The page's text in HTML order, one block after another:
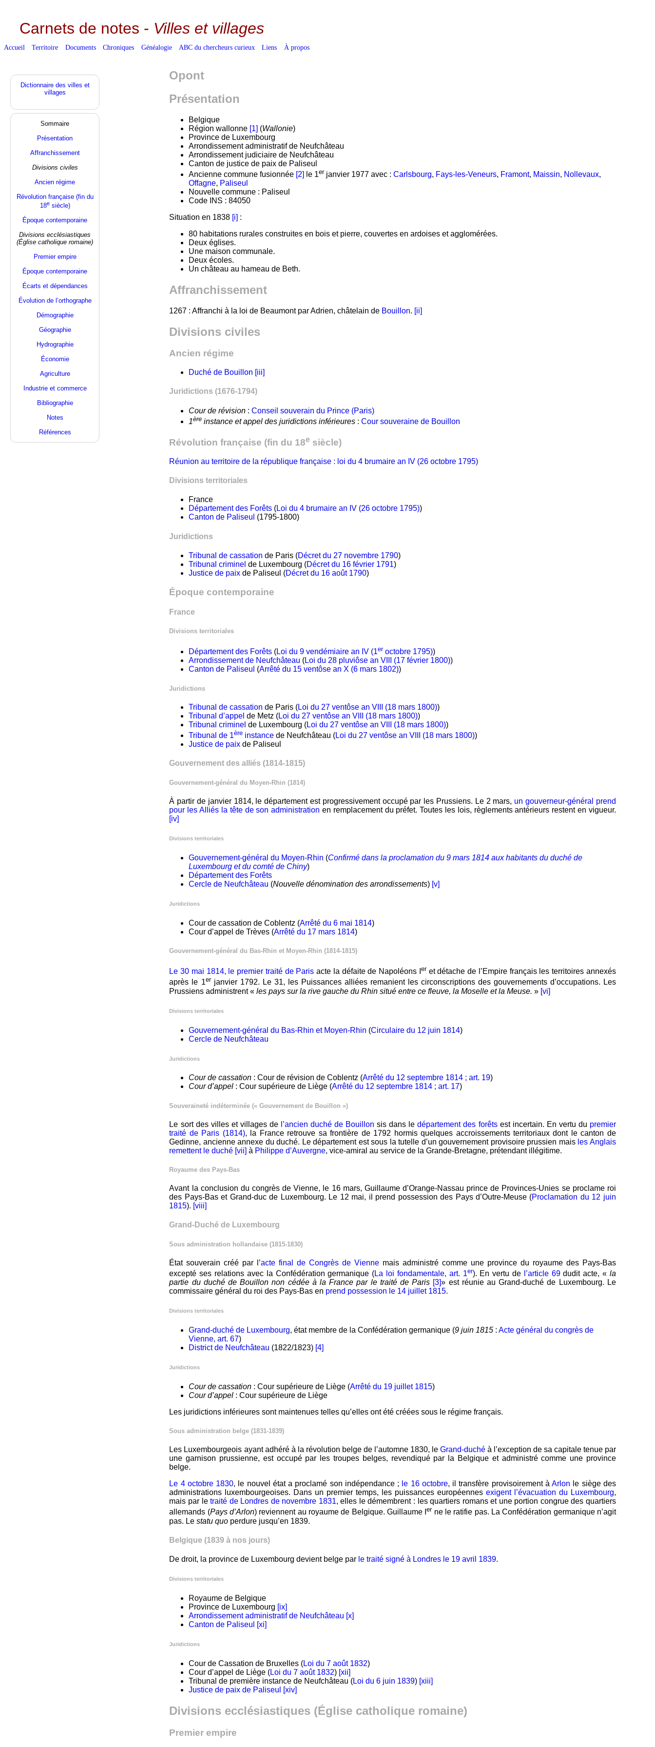
Carnets de notes - Villes et villages
Accueil Territoire Documents Chroniques Généalogie ABC du chercheurs curieux Liens À propos
Opont
Présentation
Belgique
Région wallonne [1] (Wallonie)
Province de Luxembourg
Arrondissement administratif de Neufchâteau
Arrondissement judiciaire de Neufchâteau
Canton de justice de paix de Paliseul
Ancienne commune fusionnée [2] le 1er janvier 1977 avec :Carlsbourg, Fays-les-Veneurs, Framont, Maissin, Nollevaux,
Offagne, Paliseul
Nouvelle commune : Paliseul
Code INS : 84050
Situation en 1838 [i] :
80 habitations rurales construites en bois et pierre, couvertes en ardoises et agglomérées.
Deux églises.
Une maison communale.
Deux écoles.
Un château au hameau de Beth.
Affranchissement
1267 : Affranchi à la loi de Beaumont par Adrien, châtelain de Bouillon. [ii]
Divisions civiles
Ancien régime
Duché de Bouillon [iii]
Juridictions (1676-1794)
Cour de révision :Conseil souverain du Prince (Paris)
1ère instance et appel des juridictions inférieures :Cour souveraine de Bouillon
Révolution française (fin du 18e siècle)
Réunion au territoire de la république française : loi du 4 brumaire an IV (26 octobre 1795)
Divisions territoriales
France
Département des Forêts (Loi du 4 brumaire an IV (26 octobre 1795))
Canton de Paliseul (1795-1800)
Juridictions
Tribunal de cassation de Paris (Décret du 27 novembre 1790)
Tribunal criminel de Luxembourg (Décret du 16 février 1791)
Justice de paix de Paliseul (Décret du 16 août 1790)
Époque contemporaine
France
Divisions territoriales
Département des Forêts (Loi du 9 vendémiaire an IV (1er octobre 1795))
Arrondissement de Neufchâteau (Loi du 28 pluviôse an VIII (17 février 1800))
Canton de Paliseul (Arrêté du 15 ventôse an X (6 mars 1802))
Juridictions
Tribunal de cassation de Paris (Loi du 27 ventôse an VIII (18 mars 1800))
Tribunal d’appel de Metz (Loi du 27 ventôse an VIII (18 mars 1800))
Tribunal criminel de Luxembourg (Loi du 27 ventôse an VIII (18 mars 1800))
Tribunal de 1ère instance de Neufchâteau (Loi du 27 ventôse an VIII (18 mars 1800))
Justice de paix de Paliseul
Gouvernement des alliés (1814-1815)
Gouvernement-général du Moyen-Rhin (1814)
À partir de janvier 1814, le département est progressivement occupé par les Prussiens. Le 2 mars, un gouverneur-général prend
pour les Alliés la tête de son administration en remplacement du préfet. Toutes les lois, règlements antérieurs restent en vigueur.
[iv]
Divisions territoriales
Gouvernement-général du Moyen-Rhin (Confirmé dans la proclamation du 9 mars 1814 aux habitants du duché de
Luxembourg et du comté de Chiny)
Département des Forêts
Cercle de Neufchâteau (Nouvelle dénomination des arrondissements) [v]
Juridictions
Cour de cassation de Coblentz (Arrêté du 6 mai 1814)
Cour d’appel de Trèves (Arrêté du 17 mars 1814)
Gouvernement-général du Bas-Rhin et Moyen-Rhin (1814-1815)
Le 30 mai 1814, le premier traité de Paris acte la défaite de Napoléons I er et détache de l’Empire français les territoires annexés
après le 1er janvier 1792. Le 31, les Puissances alliées remanient les circonscriptions des gouvernements d’occupations. Les
Prussiens administrent «les pays sur la rive gauche du Rhin situé entre ce fleuve, la Moselle et la Meuse. » [vi]
Divisions territoriales
Gouvernement-général du Bas-Rhin et Moyen-Rhin (Circulaire du 12 juin 1814)
Cercle de Neufchâteau
Juridictions
Cour de cassation : Cour de révision de Coblentz (Arrêté du 12 septembre 1814 ; art. 19)
Cour d’appel : Cour supérieure de Liège (Arrêté du 12 septembre 1814 ; art. 17)
Souveraineté indéterminée (« Gouvernement de Bouillon »)
Le sort des villes et villages de l’ancien duché de Bouillon sis dans ledépartement des forêtsest incertain. En vertu du premier
traité de Paris (1814), la France retrouve sa frontière de 1792 hormis quelques accroissements territoriaux dont le canton de
Gedinne, ancienne annexe du duché. Le département est sous la tutelle d’un gouvernement provisoire prussien mais les Anglais
remettent le duché [vii] à Philippe d’Auvergne, vice-amiral au service de la Grande-Bretagne, prétendant illégitime.
Royaume des Pays-Bas
Avant la conclusion du congrès de Vienne, le 16 mars, Guillaume d’Orange-Nassau prince de Provinces-Unies se proclame roi
des Pays-Bas et Grand-duc de Luxembourg. Le 12 mai, il prend possession des Pays d’Outre-Meuse (Proclamation du 12 juin
1815). [viii]
Grand-Duché de Luxembourg
Sous administration hollandaise (1815-1830)
État souverain créé par l’acte final de Congrès de Vienne mais administré comme une province du royaume des Pays-Bas
excepté ses relations avec la Confédération germanique (La loi fondamentale, art. 1er). En vertu de l’article 69dudit acte, « la
partie du duché de Bouillon non cédée à la France par le traité de Paris [3]» est réunie au Grand-duché de Luxembourg. Le
commissaire général du roi des Pays-Bas en prend possession le 14 juillet 1815.
Divisions territoriales
Grand-duché de Luxembourg, état membre de la Confédération germanique (9 juin 1815 :Acte général du congrès de
Vienne, art. 67)
District de Neufchâteau (1822/1823) [4]
Juridictions
Cour de cassation : Cour supérieure de Liège (Arrêté du 19 juillet 1815)
Cour d’appel : Cour supérieure de Liège
Les juridictions inférieures sont maintenues telles qu’elles ont été créées sous le régime français.
Sous administration belge (1831-1839)
Les Luxembourgeois ayant adhéré à la révolution belge de l’automne 1830, le Grand-duchéà l’exception de sa capitale tenue par
une garnison prussienne, est occupé par les troupes belges, revendiqué par la Belgique et administré comme une province
belge.
Le 4 octobre 1830, le nouvel état a proclamé son indépendance ; le 16 octobre, il transfère provisoirement àArlon le siège des
administrations luxembourgeoises. Dans un premier temps, les puissances européennesexigent l’évacuation du Luxembourg,
mais par letraité de Londres de novembre 1831, elles le démembrent : les quartiers romans et une portion congrue des quartiers
allemands (Pays d’Arlon) reviennent au royaume de Belgique. Guillaume Ier ne le ratifie pas. La Confédération germanique n’agit
pas. Lestatu quo perdure jusqu’en 1839.
Belgique (1839 à nos jours)
De droit, la province de Luxembourg devient belge par le traité signé à Londres le 19 avril 1839.
Divisions territoriales
Royaume de Belgique
Province de Luxembourg [ix]
Arrondissement administratif de Neufchâteau [x]
Canton de Paliseul
[xi]
Juridictions
Cour de Cassation de Bruxelles (Loi du 7 août 1832)
Cour d’appel de Liège (Loi du 7 août 1832) [xii]
Tribunal de première instance de Neufchâteau (Loi du 6 juin 1839) [xiii]
Justice de paix de Paliseul
[xiv]
Divisions ecclésiastiques (Église catholique romaine)
Premier empire
Dictionnaire des villes et
villages
Sommaire
Présentation
Affranchissement
Divisions civiles
Ancien régime
Révolution française (fin du
18esiècle)
Époque contemporaine
Divisions ecclésiastiques
(Église catholique romaine)
Premier empire
Époque contemporaine
Écarts et dépendances
Évolution de l’orthographe
Démographie
Géographie
Hydrographie
Économie
Agriculture
Industrie et commerce
Bibliographie
Notes
Références